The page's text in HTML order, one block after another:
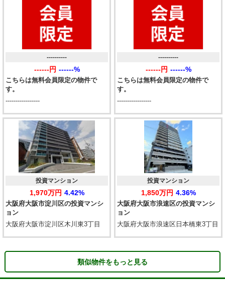
こちらは無料会員限定の物件で
す。
----------
------円 ------%
-----------------
こちらは無料会員限定の物件で
す。
----------
------円 ------%
-----------------
大阪府大阪市淀川区の投資マンシ
ョン
投資マンション
1,970万円 4.42%
大阪府大阪市淀川区木川東3丁目
大阪府大阪市浪速区の投資マンシ
ョン
投資マンション
1,850万円 4.36%
大阪府大阪市浪速区日本橋東3丁目
類似物件をもっと見る